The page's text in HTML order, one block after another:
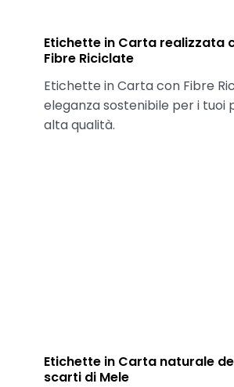
Etichette in Carta realizzata
Fibre Riciclate
Etichette in Carta con Fibre
eleganza sostenibile per i tuoi
alta qualità.
Etichette in Carta naturale
scarti di Mele​